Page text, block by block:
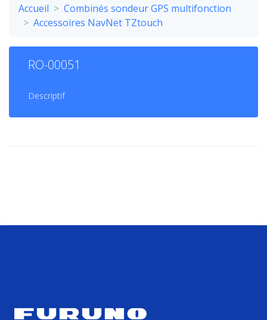
Accueil
Combinés sondeur GPS multifonction
Accessoires NavNet TZtouch
RO-00051
Descriptif